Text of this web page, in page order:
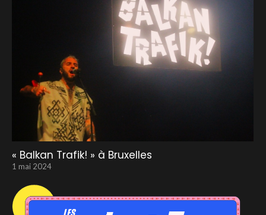
« Balkan Trafik! » à Bruxelles
1 mai 2024